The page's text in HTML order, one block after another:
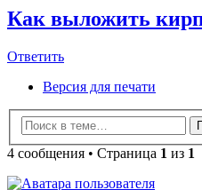
Как выложить
Ответить
Ответить
Версия для печати
4 сообщения • Страница 1 из 1